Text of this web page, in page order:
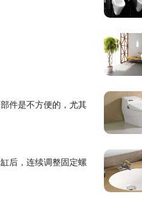
件是不方便的，尤其
后，连续调整固定螺